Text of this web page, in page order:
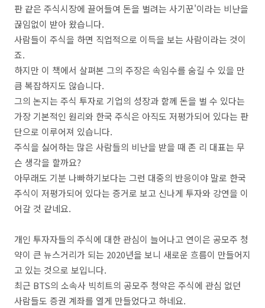
판 같은 주식시장에 끌어들여 돈을 벌려는 사기꾼'이라는 비난을
끊임없이 받아 왔습니다.
사람들이 주식을 하면 직업적으로 이득을 보는 사람이라는 것이
죠.
하지만 이 책에서 살펴본 그의 주장은 속임수를 숨길 수 있을 만
큼 복잡하지도 않습니다.
그의 논지는 주식 투자로 기업의 성장과 함께 돈을 벌 수 있다는
가장 기본적인 원리와 한국 주식은 아직도 저평가되어 있다는 판
단으로 이루어져 있습니다.
주식을 싫어하는 많은 사람들의 비난을 받을 때 존 리 대표는 무
슨 생각을 할까요?
아무래도 기분 나빠하기보다는 그런 대중의 반응이야 말로 한국
주식이 저평가되어 있다는 증거로 보고 신나게 투자와 강연을 이
어갈 것 같네요.
개인 투자자들의 주식에 대한 관심이 늘어나고 연이은 공모주 청
약이 큰 뉴스거리가 되는 2020년을 보니 새로운 흐름이 만들어지
고 있는 것으로 보입니다.
최근 BTS의 소속사 빅히트의 공모주 청약은 주식에 관심 없던
사람들도 증권 계좌를 열게 만들었다고 하네요.